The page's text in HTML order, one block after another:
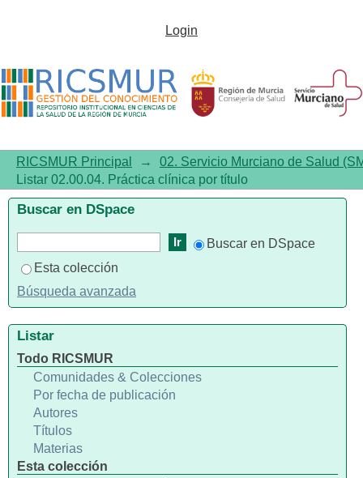
Listar 02.00.04. Práctica clínica
Login
RICSMUR Principal →
02. Servicio Murciano de Salud
Listar 02.00.04. Práctica clínica por título
Buscar en DSpace
Buscar en DSpace
Esta colección
Búsqueda avanzada
Listar
Todo RICSMUR
Comunidades & Colecciones
Por fecha de publicación
Autores
Títulos
Materias
Esta colección